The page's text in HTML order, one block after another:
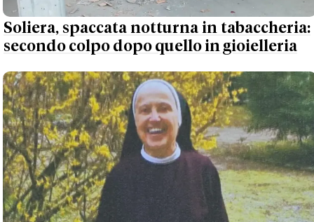
Soliera, spaccata notturna in tabaccheria:
secondo colpo dopo quello in gioielleria